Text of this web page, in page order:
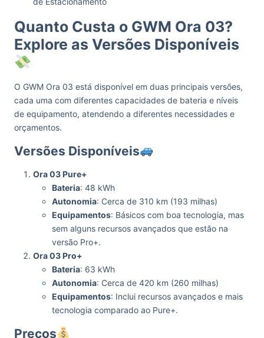
Quanto Custa o GWM Ora 03?
Explore as Versões Disponíveis
O GWM Ora 03 está disponível em duas principais versões,
cada uma com diferentes capacidades de bateria e níveis
de equipamento, atendendo a diferentes necessidades e
orçamentos.
Versões Disponíveis
Ora 03 Pure+
Bateria: 48 kWh
Autonomia: Cerca de 310 km (193 milhas)
Equipamentos: Básicos com boa tecnologia, mas
sem alguns recursos avançados que estão na
versão Pro+.
Ora 03 Pro+
Bateria: 63 kWh
Autonomia: Cerca de 420 km (260 milhas)
Equipamentos: Inclui recursos avançados e mais
tecnologia comparado ao Pure+.
Preços